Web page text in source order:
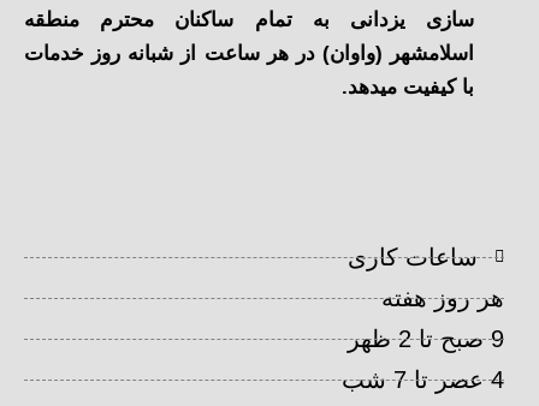
سازی یزدانی به تمام ساکنان محترم منطقه
اسلامشهر (واوان) در هر ساعت از شبانه روز خدمات
با کیفیت میدهد.
ساعات کاری
هر روز هفته
9 صبح تا 2 ظهر
4 عصر تا 7 شب